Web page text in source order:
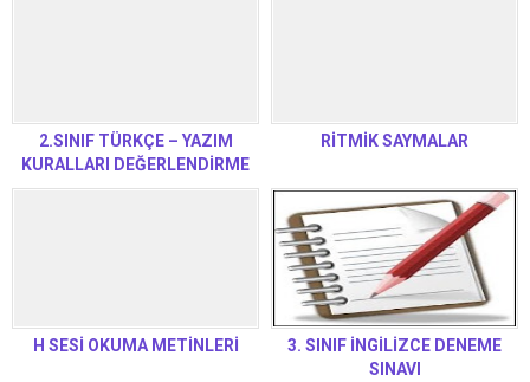
2.SINIF TÜRKÇE – YAZIM
KURALLARI DEĞERLENDİRME
TESTİ
RİTMİK SAYMALAR
H SESİ OKUMA METİNLERİ
3. SINIF İNGİLİZCE DENEME
SINAVI